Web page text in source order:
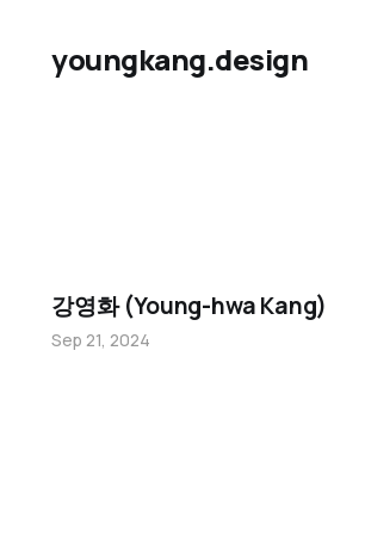
youngkang.design
강영화 (Young-hwa Kang)
Sep 21, 2024